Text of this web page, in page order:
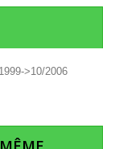
>10/2006